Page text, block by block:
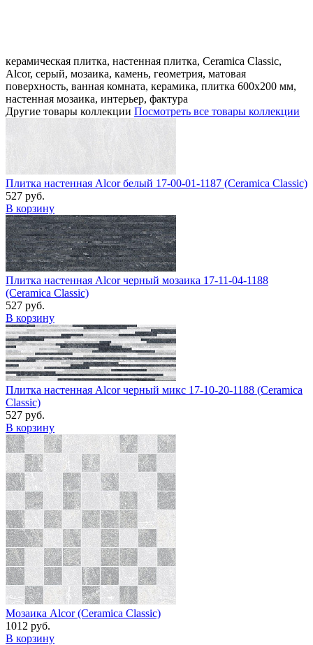
керамическая плитка, настенная плитка, Ceramica Classic,
Alcor, серый, мозаика, камень, геометрия, матовая
поверхность, ванная комната, керамика, плитка 600x200 мм,
настенная мозаика, интерьер, фактура
Другие товары коллекции Посмотреть все товары коллекции
Плитка настенная Alcor белый 17-00-01-1187 (Ceramica Classic)
527 руб.
В корзину
Плитка настенная Alcor черный мозаика 17-11-04-1188
(Ceramica Classic)
527 руб.
В корзину
Плитка настенная Alcor черный микс 17-10-20-1188 (Ceramica
Classic)
527 руб.
В корзину
Мозаика Alcor (Ceramica Classic)
1012 руб.
В корзину